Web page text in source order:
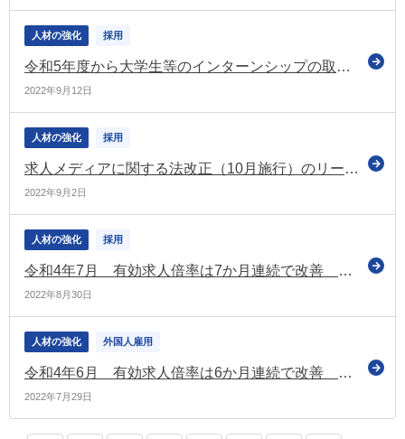
人材の強化 採用
令和5年度から大学生等のインターンシップの取扱いが変わります（厚労省）
2022年9月12日
人材の強化 採用
求人メディアに関する法改正（10月施行）のリーフレットを訂正・更新（厚労省）
2022年9月2日
人材の強化 採用
令和4年7月 有効求人倍率は7か月連続で改善 完全失業率は据え置き
2022年8月30日
人材の強化 外国人雇用
令和4年6月 有効求人倍率は6か月連続で改善 完全失業率は据え置き
2022年7月29日